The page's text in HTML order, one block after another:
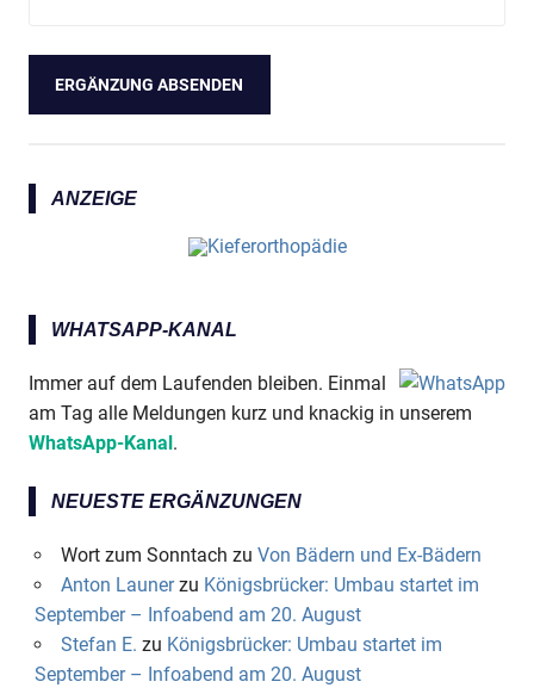
ANZEIGE
WHATSAPP-KANAL
Immer auf dem Laufenden bleiben. Einmal
am Tag alle Meldungen kurz und knackig in unserem
WhatsApp-Kanal.
NEUESTE ERGÄNZUNGEN
Wort zum Sonntach zu Von Bädern und Ex-Bädern
Anton Launerzu Königsbrücker: Umbau startet im
September – Infoabend am 20. August
Stefan E. zu Königsbrücker: Umbau startet im
September – Infoabend am 20. August